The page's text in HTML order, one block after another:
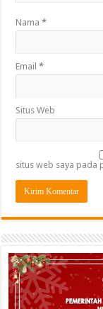
Nama*
Email*
Situs Web
situs web saya pada